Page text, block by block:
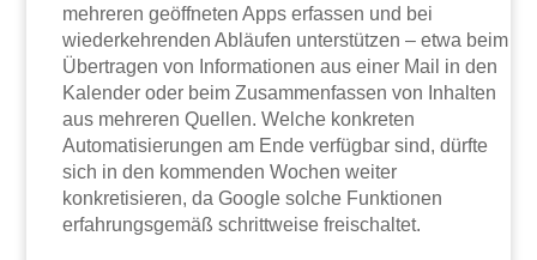
mehreren geöffneten Apps erfassen und bei
wiederkehrenden Abläufen unterstützen – etwa beim
Übertragen von Informationen aus einer Mail in den
Kalender oder beim Zusammenfassen von Inhalten
aus mehreren Quellen. Welche konkreten
Automatisierungen am Ende verfügbar sind, dürfte
sich in den kommenden Wochen weiter
konkretisieren, da Google solche Funktionen
erfahrungsgemäß schrittweise freischaltet.